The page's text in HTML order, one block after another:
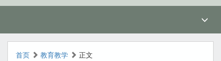
首页 教育教学 正文